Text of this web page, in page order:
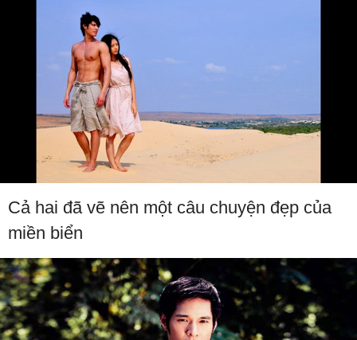
Cả hai đã vẽ nên một câu chuyện đẹp của
miền biển